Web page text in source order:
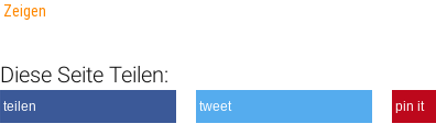
Zeigen
Diese Seite Teilen:
teilen tweet pin it